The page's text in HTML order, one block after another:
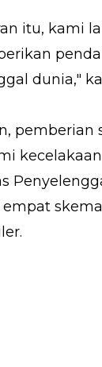
itu, kami
dunia,"
pemberian